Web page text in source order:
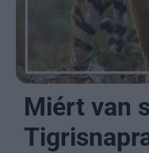
Miért van